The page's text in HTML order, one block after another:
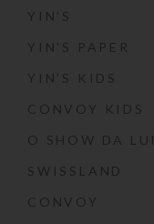
YIN’S
YIN’S PAPER
YIN’S KIDS
CONVOY KIDS
O SHOW DA
SWISSLAND
CONVOY